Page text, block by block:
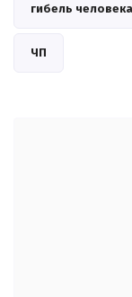
гибель человека
ЧП